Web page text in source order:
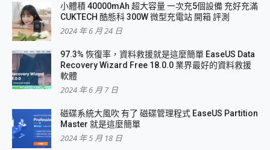
小體積 40000mAh 超大容量 一次充5個設備 充好充滿
CUKTECH 酷態科 300W 微型充電站 開箱 評測
2024 年 6 月 24 日
97.3% 恢復率，資料救援就是這麼簡單 EaseUS Data
Recovery Wizard Free 18.0.0 業界最好的資料救援
軟體
2024 年 6 月 7 日
磁碟系統大風吹 有了 磁碟管理程式 EaseUS Partition
Master 就是這麼簡單
2024 年 5 月 18 日